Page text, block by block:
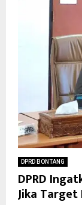
DPRD BONTANG
DPRD
Jika Target